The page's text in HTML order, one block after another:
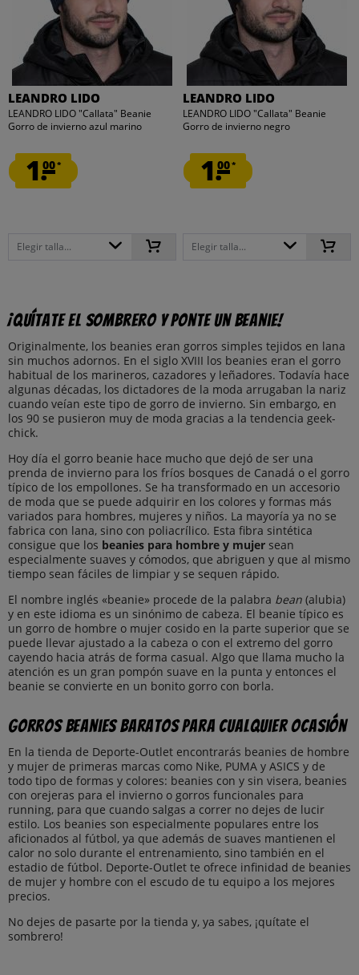
LEANDRO LIDO
LEANDRO LIDO "Callata" Beanie
Gorro de invierno azul marino
1.00*
Elegir talla...
LEANDRO LIDO
LEANDRO LIDO "Callata" Beanie
Gorro de invierno negro
1.00*
Elegir talla...
¡Quítate el sombrero y ponte un beanie!
Originalmente, los beanies eran gorros simples tejidos en lana
sin muchos adornos. En el siglo XVIII los beanies eran el gorro
habitual de los marineros, cazadores y leñadores. Todavía hace
algunas décadas, los dictadores de la moda arrugaban la nariz
cuando veían este tipo de gorro de invierno. Sin embargo, en
los 90 se pusieron muy de moda gracias a la tendencia geek-
chick.
Hoy día el gorro beanie hace mucho que dejó de ser una
prenda de invierno para los fríos bosques de Canadá o el gorro
típico de los empollones. Se ha transformado en un accesorio
de moda que se puede adquirir en los colores y formas más
variados para hombres, mujeres y niños. La mayoría ya no se
fabrica con lana, sino con poliacrílico. Esta fibra sintética
consigue que los beanies para hombre y mujer sean
especialmente suaves y cómodos, que abriguen y que al mismo
tiempo sean fáciles de limpiar y se sequen rápido.
El nombre inglés «beanie» procede de la palabra bean (alubia)
y en este idioma es un sinónimo de cabeza. El beanie típico es
un gorro de hombre o mujer cosido en la parte superior que se
puede llevar ajustado a la cabeza o con el extremo del gorro
cayendo hacia atrás de forma casual. Algo que llama mucho la
atención es un gran pompón suave en la punta y entonces el
beanie se convierte en un bonito gorro con borla.
Gorros beanies baratos para cualquier ocasión
En la tienda de Deporte-Outlet encontrarás beanies de hombre
y mujer de primeras marcas como Nike, PUMA y ASICS y de
todo tipo de formas y colores: beanies con y sin visera, beanies
con orejeras para el invierno o gorros funcionales para
running, para que cuando salgas a correr no dejes de lucir
estilo. Los beanies son especialmente populares entre los
aficionados al fútbol, ya que además de suaves mantienen el
calor no solo durante el entrenamiento, sino también en el
estadio de fútbol. Deporte-Outlet te ofrece infinidad de beanies
de mujer y hombre con el escudo de tu equipo a los mejores
precios.
No dejes de pasarte por la tienda y, ya sabes, ¡quítate el
sombrero!